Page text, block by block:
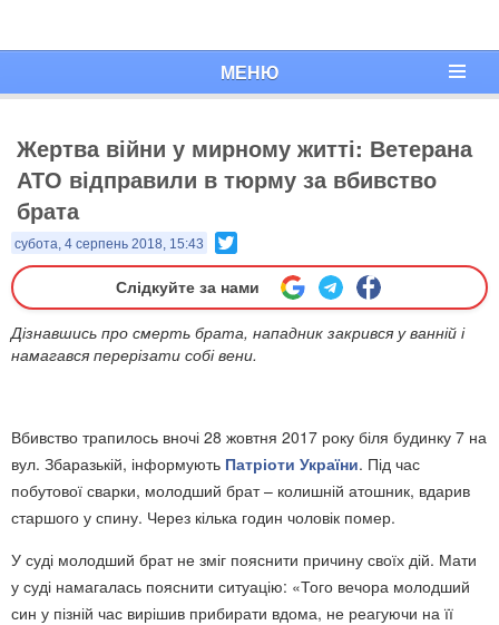
МЕНЮ
Жертва війни у мирному житті: Ветерана
АТО відправили в тюрму за вбивство
брата
субота, 4 серпень 2018, 15:43
Слідкуйте за нами
Дізнавшись про смерть брата, нападник закрився у ванній і
намагався перерізати собі вени.
Вбивство трапилось вночі 28 жовтня 2017 року біля будинку 7 на
вул. Збаразькій, інформують Патріоти України. Під час
побутової сварки, молодший брат – колишній атошник, вдарив
старшого у спину. Через кілька годин чоловік помер.
У суді молодший брат не зміг пояснити причину своїх дій. Мати
у суді намагалась пояснити ситуацію: «Того вечора молодший
син у пізній час вирішив прибирати вдома, не реагуючи на її